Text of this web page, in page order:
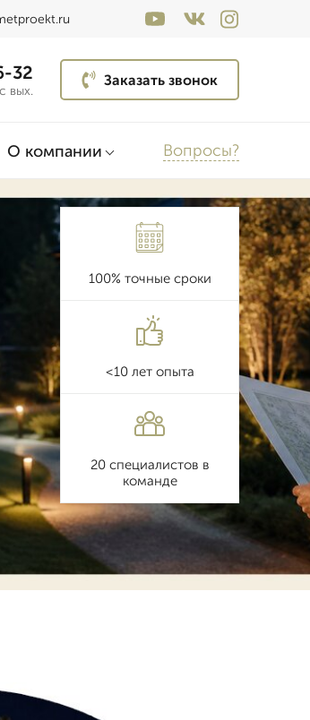
32
вых.
Заказать звонок
О компании Вопросы?
100% точные сроки
<10 лет опыта
20 специалистов в
команде